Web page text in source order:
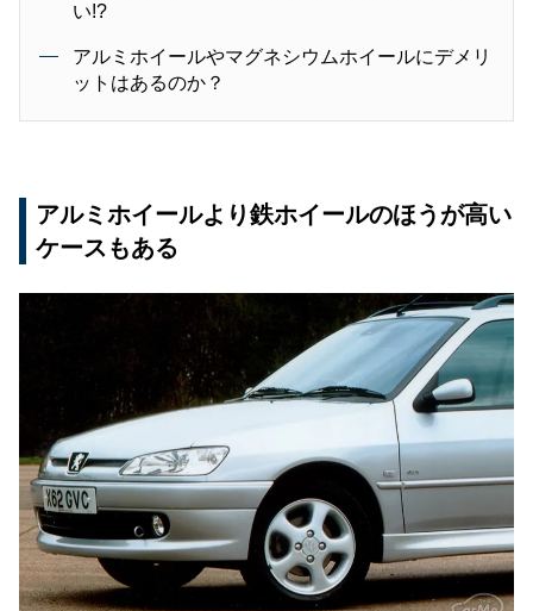
い!?
アルミホイールやマグネシウムホイールにデメリ
ットはあるのか？
アルミホイールより鉄ホイールのほうが高い
ケースもある